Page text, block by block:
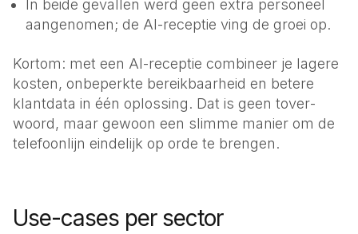
In beide gevallen werd geen extra personeel
aangenomen; de AI-receptie ving de groei op.
Kortom: met een AI-receptie combineer je lagere
kosten, onbeperkte bereikbaarheid en betere
klantdata in één oplossing. Dat is geen tover­
woord, maar gewoon een slimme manier om de
telefoonlijn eindelijk op orde te brengen.
Use-cases per sector